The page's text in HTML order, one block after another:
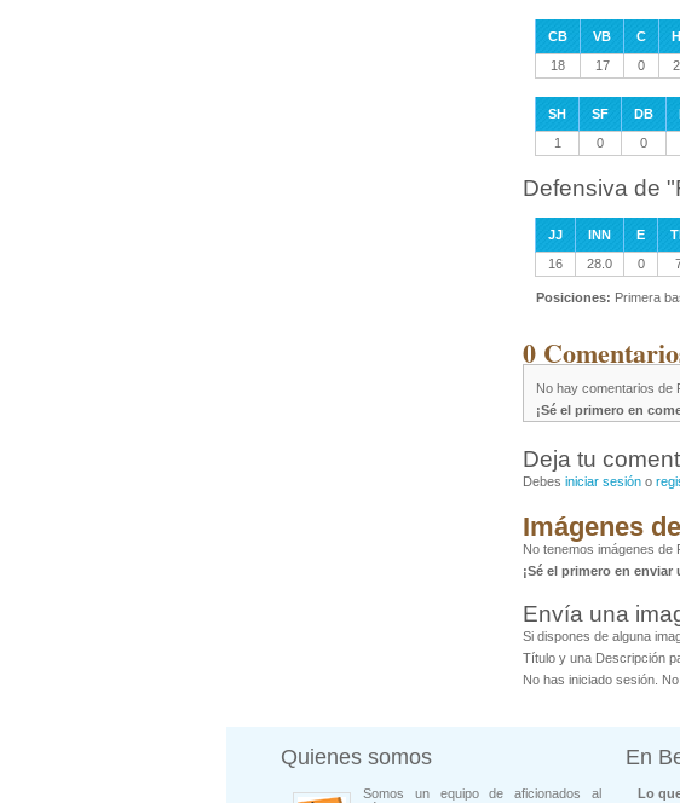
CB VB C H
18
17 0 2
SH SF DB
1
0 0
Defensiva de
JJ INN E
16
28.0 0
Posiciones: Primera
0
No hay comentarios de
¡Sé el primero en
Deja tu
Debes iniciar sesión o
Imágenes
No tenemos imágenes de
¡Sé el primero en enviar
Envía una
Si dispones de alguna
Título y una Descripción
No has iniciado sesión.
Quienes somos
Somos un equipo de aficionados al
En
Lo